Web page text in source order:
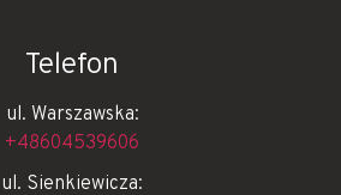
Telefon
ul. Warszawska:
+48604539606
ul. Sienkiewicza: